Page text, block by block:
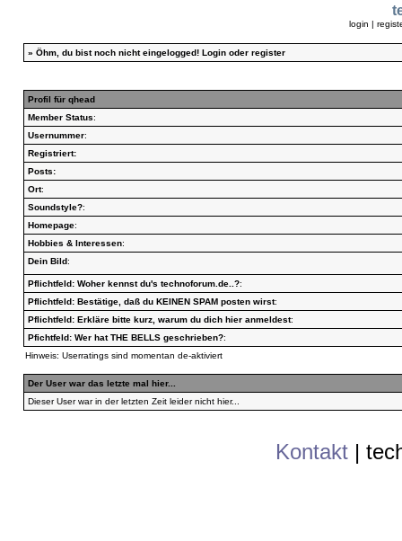
login |
» Öhm, du bist noch nicht eingelogged! Loginoder register
Profil für qhead
Member Status:
Usernummer:
Registriert:
Posts:
Ort:
Soundstyle?:
Homepage:
Hobbies & Interessen:
Dein Bild:
Pflichtfeld: Woher kennst du's technoforum.de..?:
Pflichtfeld: Bestätige, daß du KEINEN SPAM posten wirst:
Pflichtfeld: Erkläre bitte kurz, warum du dich hier anmeldest:
Pfichtfeld: Wer hat THE BELLS geschrieben?:
Hinweis: Userratings sind momentan de-aktiviert
Der User war das letzte mal hier...
Dieser User war in der letzten Zeit leider nicht hier...
Kontakt |